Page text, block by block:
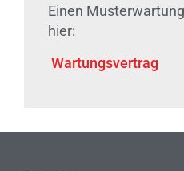
Einen
hier:
Wartungsvertrag